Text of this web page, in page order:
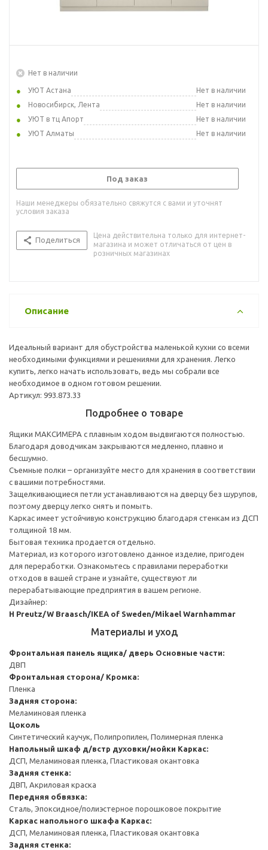
Нет в наличии
УЮТ Астана
Нет в наличии
Новосибирск, Лента
Нет в наличии
УЮТ в тц Апорт
Нет в наличии
УЮТ Алматы
Нет в наличии
Под заказ
Наши менеджеры обязательно свяжутся с вами и уточнят
условия заказа
Поделиться
Цена действительна только для интернет-
магазина и может отличаться от цен в
розничных магазинах
Описание
Идеальный вариант для обустройства маленькой кухни со всеми
необходимыми функциями и решениями для хранения. Легко
купить, легко начать использовать, ведь мы собрали все
необходимое в одном готовом решении.
Артикул: 993.873.33
Подробнее о товаре
Ящики МАКСИМЕРА с плавным ходом выдвигаются полностью.
Благодаря доводчикам закрываются медленно, плавно и
бесшумно.
Съемные полки – организуйте место для хранения в соответствии
с вашими потребностями.
Защелкивающиеся петли устанавливаются на дверцу без шурупов,
поэтому дверцу легко снять и помыть.
Каркас имеет устойчивую конструкцию благодаря стенкам из ДСП
толщиной 18 мм.
Бытовая техника продается отдельно.
Материал, из которого изготовлено данное изделие, пригоден
для переработки. Ознакомьтесь с правилами переработки
отходов в вашей стране и узнайте, существуют ли
перерабатывающие предприятия в вашем регионе.
Дизайнер:
H Preutz/W Braasch/IKEA of Sweden/Mikael Warnhammar
Материалы и уход
Фронтальная панель ящика/ дверь Основные части:
ДВП
Фронтальная сторона/ Кромка:
Пленка
Задняя сторона:
Меламиновая пленка
Цоколь
Синтетический каучук, Полипропилен, Полимерная пленка
Напольный шкаф д/встр духовки/мойки Каркас:
ДСП, Меламиновая пленка, Пластиковая окантовка
Задняя стенка:
ДВП, Акриловая краска
Передняя обвязка:
Сталь, Эпоксидное/полиэстерное порошковое покрытие
Каркас напольного шкафа Каркас:
ДСП, Меламиновая пленка, Пластиковая окантовка
Задняя стенка: